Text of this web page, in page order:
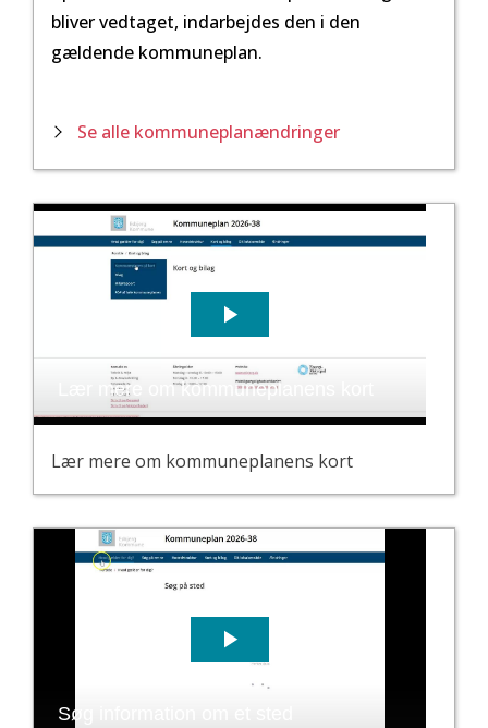
bliver vedtaget, indarbejdes den i den
gældende kommuneplan.
Se alle kommuneplanændringer
Lær mere om kommuneplanens kort